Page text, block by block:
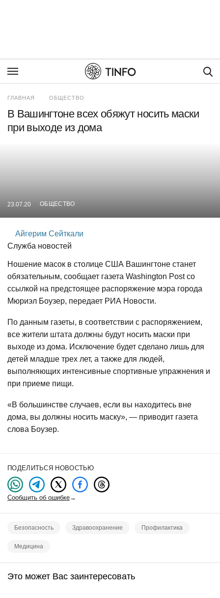
ГЛАВНАЯ ОБЩЕСТВО
В Вашингтоне всех обяжут носить маски
при выходе из дома
23.07.20 ОБЩЕСТВО
Айгерим Сейткали
Служба новостей
Ношение масок в столице США Вашингтоне станет
обязательным, сообщает газета Washington Post со
ссылкой на предстоящее распоряжение мэра города
Мюриэл Боузер, передает РИА Новости.
По данным газеты, в соответствии с распоряжением,
все жители штата должны будут носить маски при
выходе из дома. Исключение будет сделано лишь для
детей младше трех лет, а также для людей,
выполняющих интенсивные спортивные упражнения и
при приеме пищи.
«В большинстве случаев, если вы находитесь вне
дома, вы должны носить маску», — приводит газета
слова Боузер.
ПОДЕЛИТЬСЯ НОВОСТЬЮ
Сообщить об ошибке→
Безопасность Здравоохранение Профилактика
Медицина
Это может Вас заинтересовать